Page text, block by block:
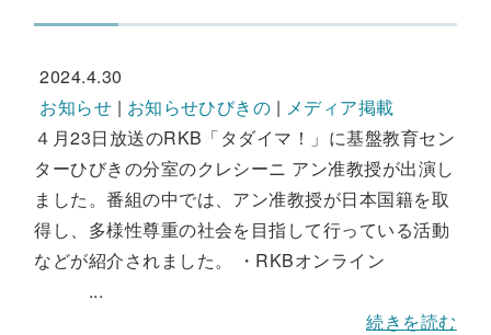
2024.4.30
お知らせ | お知らせひびきの | メディア掲載
４月23日放送のRKB「タダイマ！」に基盤教育セン
ターひびきの分室のクレシーニ アン准教授が出演し
ました。番組の中では、アン准教授が日本国籍を取
得し、多様性尊重の社会を目指して行っている活動
などが紹介されました。 ・RKBオンライン
...
続きを読む